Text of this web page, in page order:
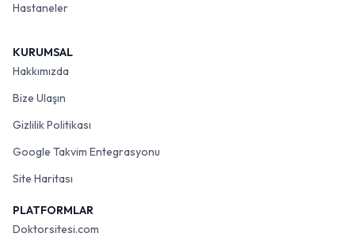
Hastaneler
KURUMSAL
Hakkımızda
Bize Ulaşın
Gizlilik Politikası
Google Takvim Entegrasyonu
Site Haritası
PLATFORMLAR
Doktorsitesi.com